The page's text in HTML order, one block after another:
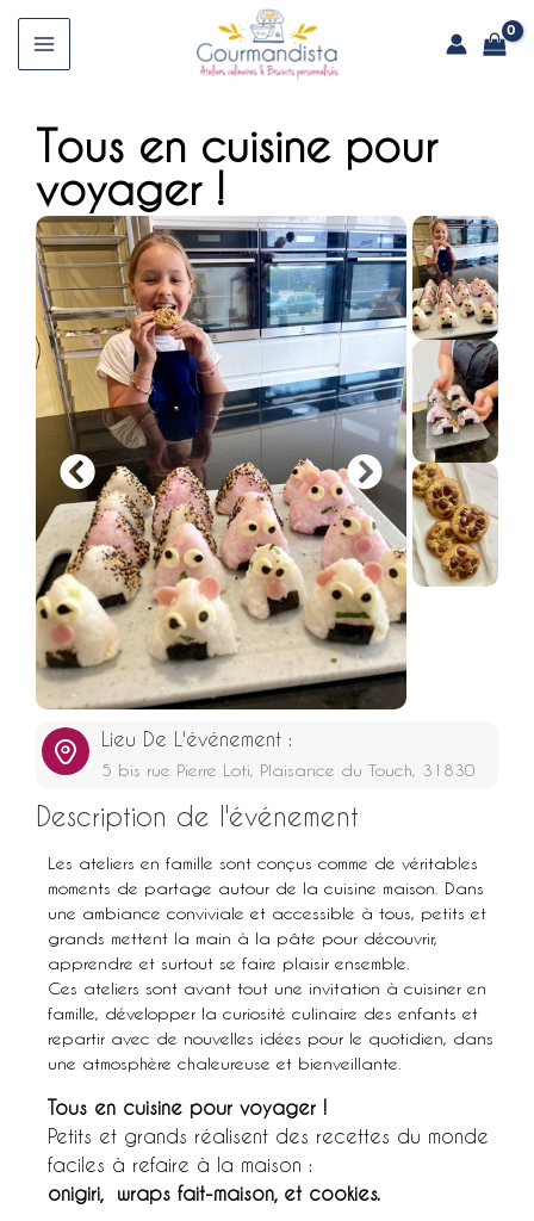
Aller
contenu
Main
Tous en cuisine pour
voyager !
Lieu De L'événement :
5 bis rue Pierre Loti, Plaisance du Touch, 31830
Description de l'événement
Les ateliers en famille sont conçus comme de véritables
moments de partage autour de la cuisine maison. Dans
une ambiance conviviale et accessible à tous, petits et
grands mettent la main à la pâte pour découvrir,
apprendre et surtout se faire plaisir ensemble.
Ces ateliers sont avant tout une invitation à cuisiner en
famille, développer la curiosité culinaire des enfants et
repartir avec de nouvelles idées pour le quotidien, dans
une atmosphère chaleureuse et bienveillante.
Tous en cuisine pour voyager !
Petits et grands réalisent des recettes du monde
faciles à refaire à la maison :
onigiri, wraps fait-maison, et cookies.